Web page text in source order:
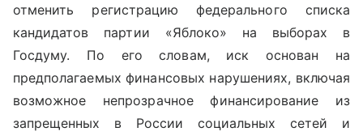
отменить регистрацию федерального списка
кандидатов партии «Яблоко» на выборах в
Госдуму. По его словам, иск основан на
предполагаемых финансовых нарушениях, включая
возможное непрозрачное финансирование из
запрещенных в России социальных сетей и